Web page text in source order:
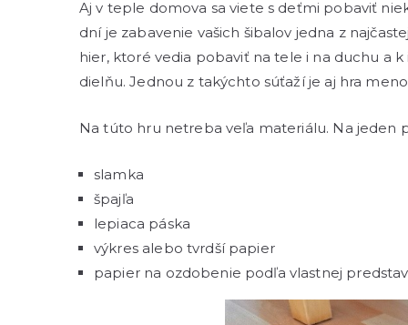
Aj v teple domova sa viete s deťmi pobaviť
dní je zabavenie vašich šibalov jedna z
hier, ktoré vedia pobaviť na tele i na duchu a
dielňu. Jednou z takýchto súťaží je aj hra
Na túto hru netreba veľa materiálu. Na jeden
slamka
špajľa
lepiaca páska
výkres alebo tvrdší papier
papier na ozdobenie podľa vlastnej